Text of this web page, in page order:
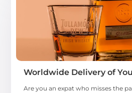
Worldwide Delivery of
Are you an expat who misses the